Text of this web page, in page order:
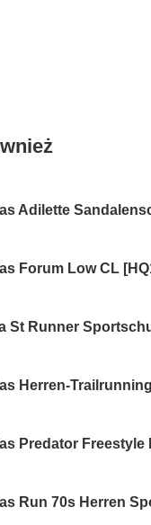
Adilette
Forum Low CL
St Runner
Herren-
Predator
Run 70s Herren